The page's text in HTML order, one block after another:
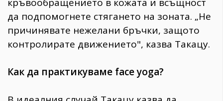
кръвообращението в кожата и всъщност
да подпомогнете стягането на зоната. „Не
причинявате нежелани бръчки, защото
контролирате движението", казва Такацу.
Как да практикуваме face yoga?